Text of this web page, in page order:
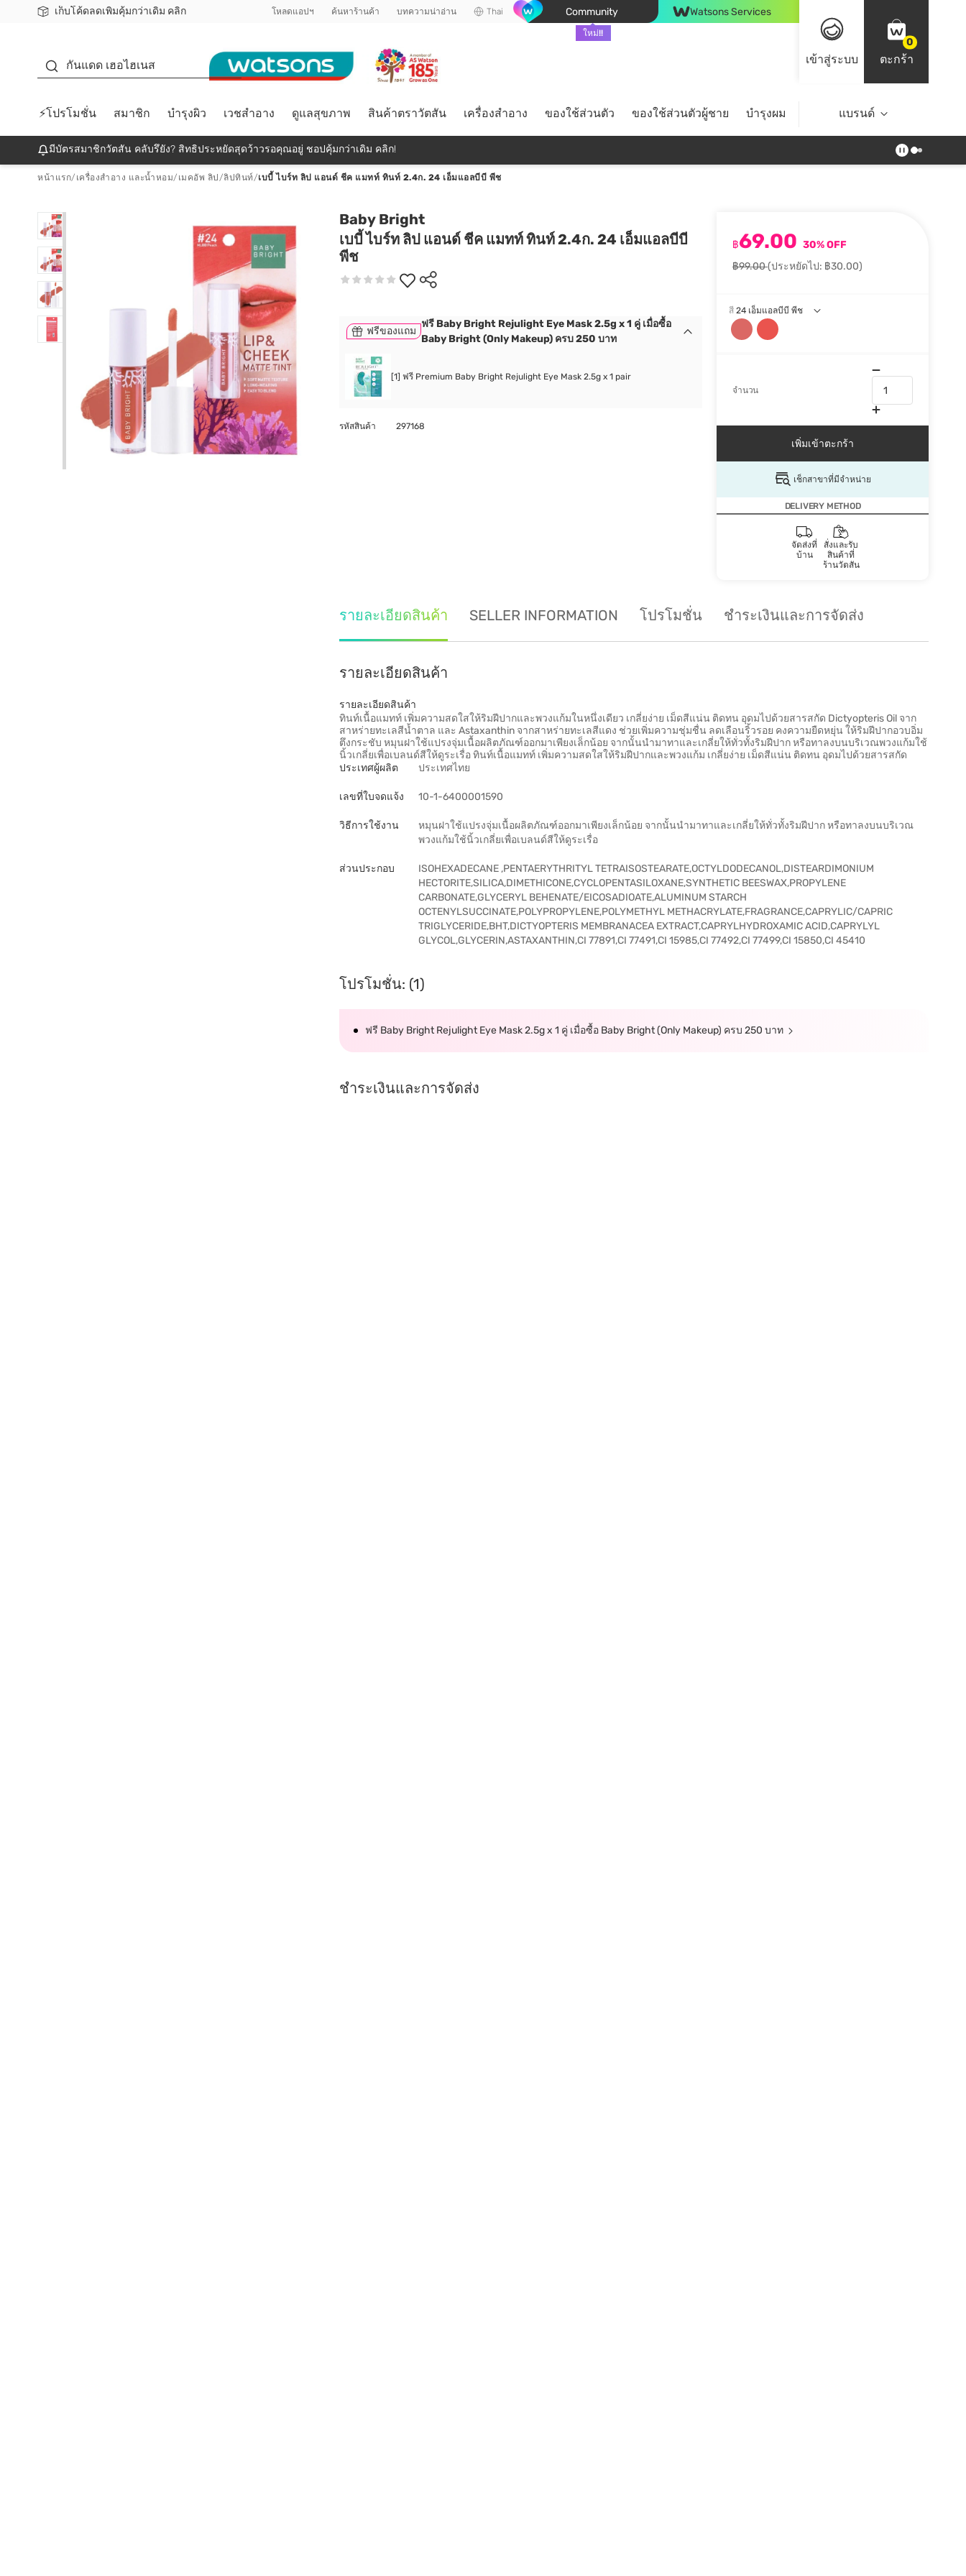
เก็บโค้ดลดเพิ่มคุ้มกว่าเดิม คลิก
ชอปออนไลน์ครั้งแรก ลดเพิ่มจุก ๆ 10%! 🎉
📦ส่งฟรี! เมื่อชอป 499฿
สมาชิกวัตสัน คลับดียังไง? โหลดแอปฯ ค้นหาร้านค้า บทความน่าอ่าน Thai Community
ใหม่!!
Watsons Services
เข้าสู่ระบบ
0
ตะกร้า
กันแดด เฮอไฮเนส
⚡โปรโมชั่น สมาชิก บำรุงผิว เวชสำอาง ดูแลสุขภาพ สินค้าตราวัตสัน เครื่องสำอาง ของใช้ส่วนตัว ของใช้ส่วนตัวผู้ชาย บำรุงผม ไลฟ์สไตล์ Top Brands
แบรนด์
มีบัตรสมาชิกวัตสัน คลับรึยัง? สิทธิประหยัดสุดว้าวรอคุณอยู่ ชอปคุ้มกว่าเดิม คลิก!
หน้าแรก/ เครื่องสำอาง และน้ำหอม/ เมคอัพ ลิป /ลิปทินท์/เบบี้ ไบร์ท ลิป แอนด์ ชีค แมทท์ ทินท์ 2.4ก. 24 เอ็มแอลบีบี พีช
Baby Bright
เบบี้ ไบร์ท ลิป แอนด์ ชีค แมทท์ ทินท์ 2.4ก. 24 เอ็มแอลบีบี
พีช
฿69.00 30% OFF
฿99.00(ประหยัดไป: ฿30.00)
สี 24 เอ็มแอลบีบี พีช
จำนวน
เพิ่มเข้าตะกร้า
เช็กสาขาที่มีจำหน่าย
DELIVERY METHOD
จัดส่งที่
บ้าน
สั่งและรับ
สินค้าที่
ร้านวัตสัน
ฟรีของแถม
ฟรี Baby Bright Rejulight Eye Mask 2.5g x 1 คู่ เมื่อซื้อ
Baby Bright (Only Makeup) ครบ 250 บาท
[1] ฟรี Premium Baby Bright Rejulight Eye Mask 2.5g x 1 pair
รหัสสินค้า 297168
รายละเอียดสินค้า SELLER INFORMATION โปรโมชั่น ชำระเงินและการจัดส่ง
รายละเอียดสินค้า
รายละเอียดสินค้า
ทินท์เนื้อแมทท์ เพิ่มความสดใสให้ริมฝีปากและพวงแก้มในหนึ่งเดียว เกลี่ยง่าย เม็ดสีแน่น ติดทน อุดมไปด้วยสารสกัด Dictyopteris Oil จาก
สาหร่ายทะเลสีน้ำตาล และ Astaxanthin จากสาหร่ายทะเลสีแดง ช่วยเพิ่มความชุ่มชื่น ลดเลือนริ้วรอย คงความยืดหยุ่น ให้ริมฝีปากอวบอิ่ม
ตึงกระชับ หมุนฝาใช้แปรงจุ่มเนื้อผลิตภัณฑ์ออกมาเพียงเล็กน้อย จากนั้นนำมาทาและเกลี่ยให้ทั่วทั้งริมฝีปาก หรือทาลงบนบริเวณพวงแก้มใช้
นิ้วเกลี่ยเพื่อเบลนด์สีให้ดูระเรื่อ ทินท์เนื้อแมทท์ เพิ่มความสดใสให้ริมฝีปากและพวงแก้ม เกลี่ยง่าย เม็ดสีแน่น ติดทน อุดมไปด้วยสารสกัด
ประเทศผู้ผลิต
ประเทศไทย
เลขที่ใบจดแจ้ง 10-1-6400001590
วิธีการใช้งาน
หมุนฝาใช้แปรงจุ่มเนื้อผลิตภัณฑ์ออกมาเพียงเล็กน้อย จากนั้นนำมาทาและเกลี่ยให้ทั่วทั้งริมฝีปาก หรือทาลงบนบริเวณ
พวงแก้มใช้นิ้วเกลี่ยเพื่อเบลนด์สีให้ดูระเรื่อ
ส่วนประกอบ
ISOHEXADECANE ,PENTAERYTHRITYL TETRAISOSTEARATE,OCTYLDODECANOL,DISTEARDIMONIUM
HECTORITE,SILICA,DIMETHICONE,CYCLOPENTASILOXANE,SYNTHETIC BEESWAX,PROPYLENE
CARBONATE,GLYCERYL BEHENATE/EICOSADIOATE,ALUMINUM STARCH
OCTENYLSUCCINATE,POLYPROPYLENE,POLYMETHYL METHACRYLATE,FRAGRANCE,CAPRYLIC/CAPRIC
TRIGLYCERIDE,BHT,DICTYOPTERIS MEMBRANACEA EXTRACT,CAPRYLHYDROXAMIC ACID,CAPRYLYL
GLYCOL,GLYCERIN,ASTAXANTHIN,CI 77891,CI 77491,CI 15985,CI 77492,CI 77499,CI 15850,CI 45410
โปรโมชั่น: (1)
ฟรี Baby Bright Rejulight Eye Mask 2.5g x 1 คู่ เมื่อซื้อ Baby Bright (Only Makeup) ครบ 250 บาท
ชำระเงินและการจัดส่ง